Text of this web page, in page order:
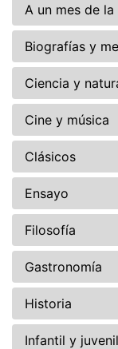
A un mes de
Biografías y
Ciencia y
Cine y música
Clásicos
Ensayo
Filosofía
Gastronomía
Historia
Infantil y juvenil